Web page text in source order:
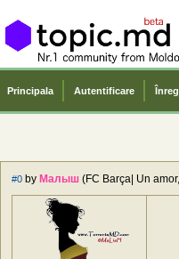
Principala Autentificare
#0 by Малыш (FC Barça| Un